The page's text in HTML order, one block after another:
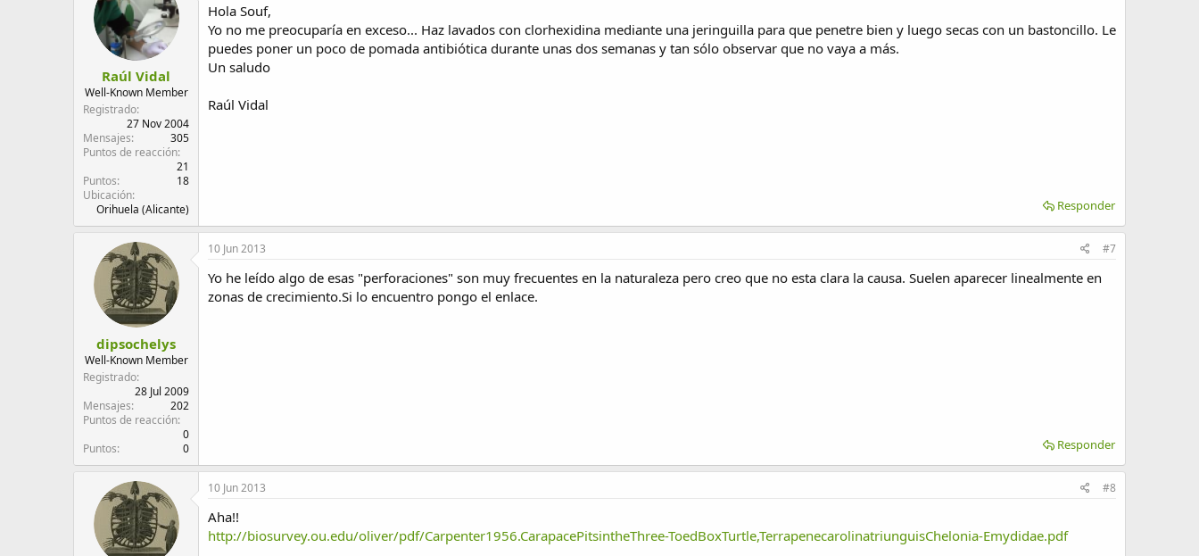
Raúl Vidal
Well-Known Member
Registrado
27 Nov 2004
Mensajes
305
Puntos de reacción
21
Puntos
18
Ubicación
Orihuela (Alicante)
Hola Souf,
Yo no me preocuparía en exceso... Haz lavados con clorhexidina mediante una jeringuilla para que penetre bien y luego secas con un bastoncillo. Le
puedes poner un poco de pomada antibiótica durante unas dos semanas y tan sólo observar que no vaya a más.
Un saludo
Raúl Vidal
Responder
dipsochelys
Well-Known Member
Registrado
28 Jul 2009
Mensajes
202
Puntos de reacción
0
Puntos
0
10 Jun 2013 #7
Yo he leído algo de esas "perforaciones" son muy frecuentes en la naturaleza pero creo que no esta clara la causa. Suelen aparecer linealmente en
zonas de crecimiento.Si lo encuentro pongo el enlace.
Responder
10 Jun 2013 #8
Aha!!
http://biosurvey.ou.edu/oliver/pdf/Carpenter1956.CarapacePitsintheThree-ToedBoxTurtle,TerrapenecarolinatriunguisChelonia-Emydidae.pdf